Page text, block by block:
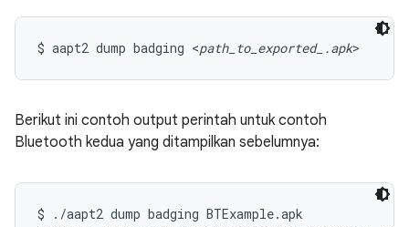
$ aapt2 dump badging <path_to_exported_.apk>
Berikut ini contoh output perintah untuk contoh
Bluetooth kedua yang ditampilkan sebelumnya:
$ ./aapt2 dump badging BTExample.apk